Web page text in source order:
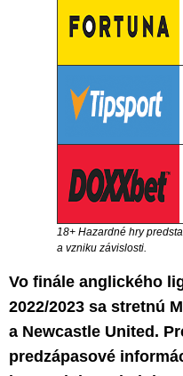
18+ Hazardné hry
a vzniku závislosti.
Vo finále anglického
2022/2023 sa stretnú
a Newcastle United.
predzápasové